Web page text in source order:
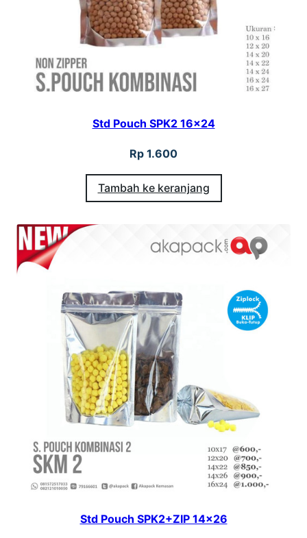
Std Pouch SPK2 16×24
Rp 1.600
Tambah ke keranjang
Std Pouch SPK2+ZIP 14×26